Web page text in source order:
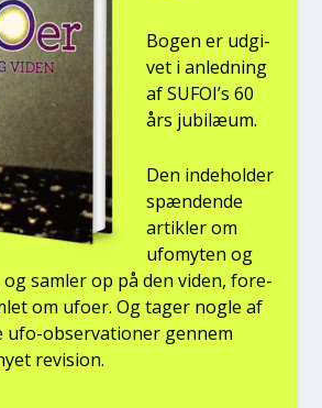
Bogen er udgi­
vet i anled­ning
af SUFOI’s 60
års jubilæum.
Den inde­hol­der
spæn­den­de
artik­ler om
ufo­myten og
sam­ler op på den viden, for­e­
om ufo­er. Og tager nog­le af
ufo-obser­va­tio­ner gen­nem
revi­sion.